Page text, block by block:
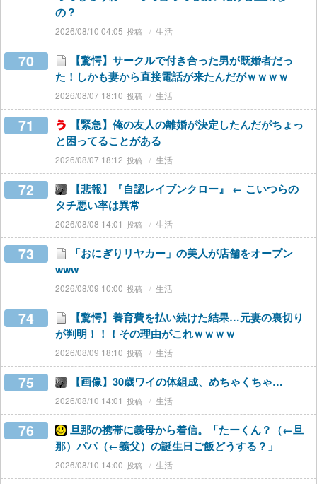
の？
2026/08/10 04:05 生活
70
【驚愕】サークルで付き合った男が既婚者だっ
た！しかも妻から直接電話が来たんだがｗｗｗｗ
2026/08/07 18:10 生活
71
【緊急】俺の友人の離婚が決定したんだがちょっ
と困ってることがある
2026/08/07 18:12 生活
72
【悲報】『自認レイブンクロー』 ← こいつらの
タチ悪い率は異常
2026/08/08 14:01 生活
73
「おにぎりリヤカー」の美人が店舗をオープン
www
2026/08/09 10:00 生活
74
【驚愕】養育費を払い続けた結果…元妻の裏切り
が判明！！！その理由がこれｗｗｗｗ
2026/08/09 18:10 生活
75 【画像】30歳ワイの体組成、めちゃくちゃ…
2026/08/10 14:01 生活
76
旦那の携帯に義母から着信。「たーくん？（←旦
那）パパ（←義父）の誕生日ご飯どうする？」
2026/08/10 14:00 生活